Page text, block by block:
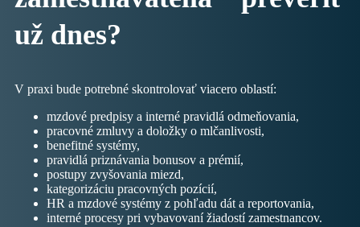
už dnes?
V praxi bude potrebné skontrolovať viacero oblastí:
mzdové predpisy a interné pravidlá odmeňovania,
pracovné zmluvy a doložky o mlčanlivosti,
benefitné systémy,
pravidlá priznávania bonusov a prémií,
postupy zvyšovania miezd,
kategorizáciu pracovných pozícií,
HR a mzdové systémy z pohľadu dát a reportovania,
interné procesy pri vybavovaní žiadostí zamestnancov.